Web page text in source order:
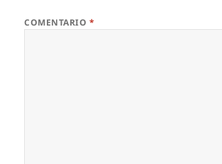
COMENTARIO *